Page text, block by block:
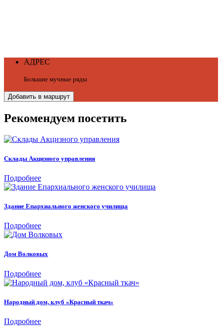
АДРЕС
Большие мучные ряды
Добавить в маршрут
Рекомендуем посетить
Склады Акцизного управления
Подробнее
Здание Епархиального женского училища
Подробнее
Дом Волковых
Подробнее
Народный дом, клуб «Красный ткач»
Подробнее